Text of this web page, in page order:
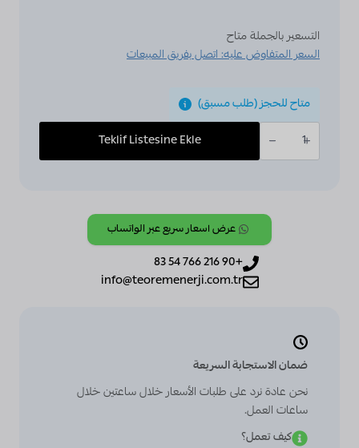
التسعير بالجملة متاح
السعر المتفاوض عليه: اتصل بفريق المبيعات
متاح للحجز (طلب مسبق)
كمية
ABB,
KNX,
[SA/S12.16.6.2],
Teklif Listesine Ekle
عرض أسعار سريع عبر الواتساب
+90 216 766 54 83
info@teoremenerji.com.tr
ضمان الاستجابة السريعة
نحن عادة نرد على طلبات الأسعار خلال ساعتين خلال
ساعات العمل.
كيف تعمل؟